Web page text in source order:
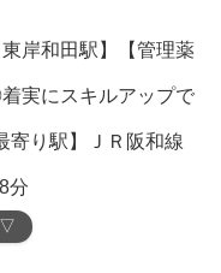
岸和田駅】【管理薬
実にスキルアップで
寄り駅】ＪＲ阪和線
分
▽